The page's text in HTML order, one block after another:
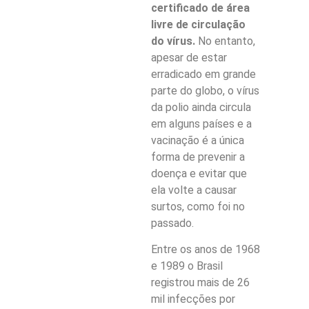
certificado de área
livre de circulação
do vírus. No entanto,
apesar de estar
erradicado em grande
parte do globo, o vírus
da polio ainda circula
em alguns países e a
vacinação é a única
forma de prevenir a
doença e evitar que
ela volte a causar
surtos, como foi no
passado.
Entre os anos de 1968
e 1989 o Brasil
registrou mais de 26
mil infecções por